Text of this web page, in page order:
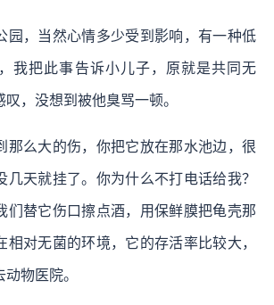
园，当然心情多少受到影响，有一种低
我把此事告诉小儿子，原就是共同无
，没想到被他臭骂一顿。
那么大的伤，你把它放在那水池边，很
几天就挂了。你为什么不打电话给我？
们替它伤口擦点酒，用保鲜膜把龟壳那
相对无菌的环境，它的存活率比较大，
物医院。